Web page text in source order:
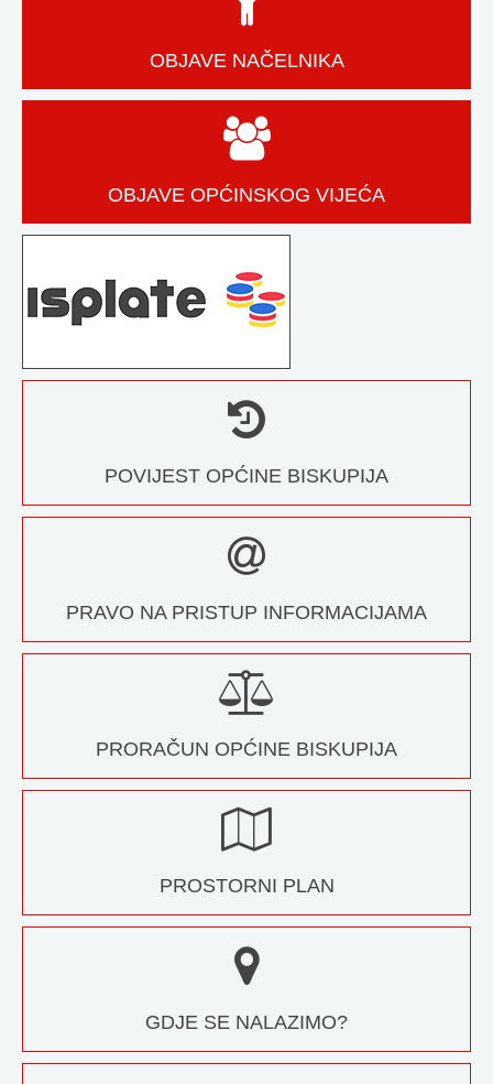
OBJAVE NAČELNIKA
OBJAVE OPĆINSKOG VIJEĆA
POVIJEST OPĆINE BISKUPIJA
PRAVO NA PRISTUP INFORMACIJAMA
PRORAČUN OPĆINE BISKUPIJA
PROSTORNI PLAN
GDJE SE NALAZIMO?